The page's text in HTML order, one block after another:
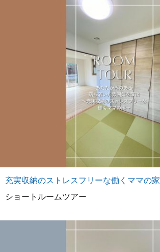
充実収納のストレスフリーな働くママの家
ショートルームツアー